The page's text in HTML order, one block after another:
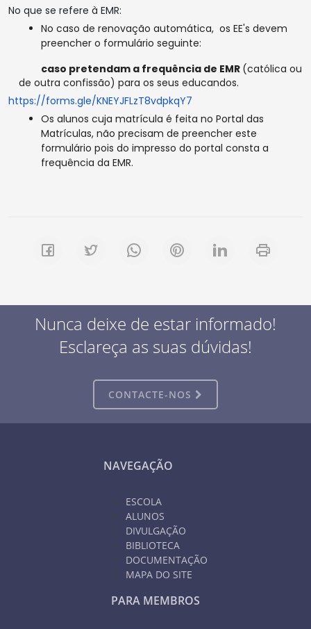
No que se refere à EMR:
No caso de renovação automática, os EE's devem
preencher o formulário seguinte:
caso pretendam a frequência de EMR (católica ou
de outra confissão) para os seus educandos.
https://forms.gle/KNEYJFLzT8vdpkqY7
Os alunos cuja matrícula é feita no Portal das
Matrículas, não precisam de preencher este
formulário pois do impresso do portal consta a
frequência da EMR.
Nunca deixe de estar informado!
Esclareça as suas dúvidas!
CONTACTE-NOS
NAVEGAÇÃO
ESCOLA
ALUNOS
DIVULGAÇÃO
BIBLIOTECA
DOCUMENTAÇÃO
MAPA DO SITE
PARA MEMBROS